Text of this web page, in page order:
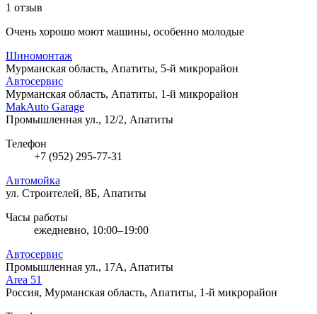
1 отзыв
Очень хорошо моют машины, особенно молодые
Шиномонтаж
Мурманская область, Апатиты, 5-й микрорайон
Автосервис
Мурманская область, Апатиты, 1-й микрорайон
MakAuto Garage
Промышленная ул., 12/2, Апатиты
Телефон
+7 (952) 295-77-31
Автомойка
ул. Строителей, 8Б, Апатиты
Часы работы
ежедневно, 10:00–19:00
Автосервис
Промышленная ул., 17А, Апатиты
Area 51
Россия, Мурманская область, Апатиты, 1-й микрорайон